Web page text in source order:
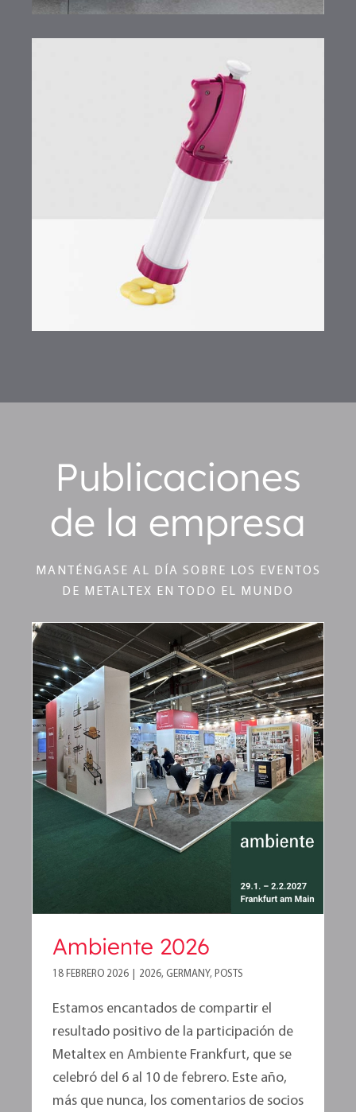
Bisquick
Publicaciones
de la empresa
MANTÉNGASE AL DÍA SOBRE LOS EVENTOS
DE METALTEX EN TODO EL MUNDO
Ambiente 2026
Ambiente 2026
18 FEBRERO 2026 2026, GERMANY, POSTS
Estamos encantados de compartir el
resultado positivo de la participación de
Metaltex en Ambiente Frankfurt, que se
celebró del 6 al 10 de febrero. Este año,
más que nunca, los comentarios de socios